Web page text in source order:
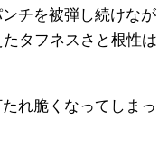
チを被弾し続けなが
タフネスさと根性は
れ脆くなってしまっ